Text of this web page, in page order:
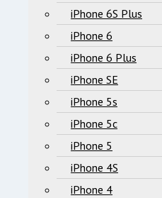
iPhone 6S Plus
iPhone 6
iPhone 6 Plus
iPhone SE
iPhone 5s
iPhone 5c
iPhone 5
iPhone 4S
iPhone 4